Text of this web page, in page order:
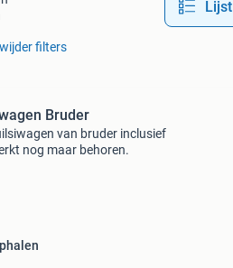
Lijst
filters
Bruder
van bruder inclusief
nog maar behoren.